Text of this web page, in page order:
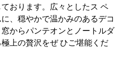
おります。広々としたス ペ
、穏やかで温かみのあるデコ
からパンテオンとノートルダ
上の贅沢をぜ ひご堪能くだ